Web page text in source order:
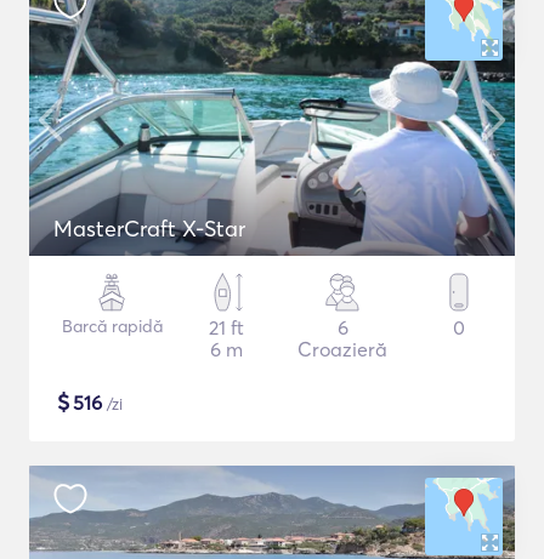
MasterCraft X-Star
Barcă rapidă
21 ft
6 m
6
Croazieră
0
$516 /zi